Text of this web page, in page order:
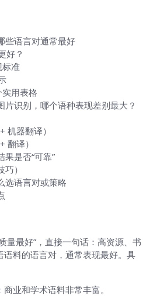
些语言对通常最好
好？
标准
实用表格
识别，哪个语种表现差别最大？
机器翻译）
翻译）
是否“可靠”
）
选语言对或策略
量最好”，直接一句话：高资源、书
料的语言对，通常表现最好。具
商业和学术语料非常丰富。